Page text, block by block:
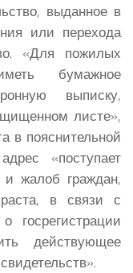
выданное в
или перехода
«Для пожилых
бумажное
выписку,
листе»,
в пояснительной
«поступает
жалоб граждан,
в связи с
госрегистрации
действующее